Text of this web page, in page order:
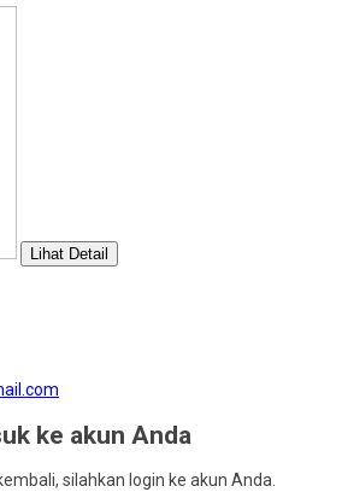
Lihat Detail
ke akun Anda
silahkan login ke akun Anda.